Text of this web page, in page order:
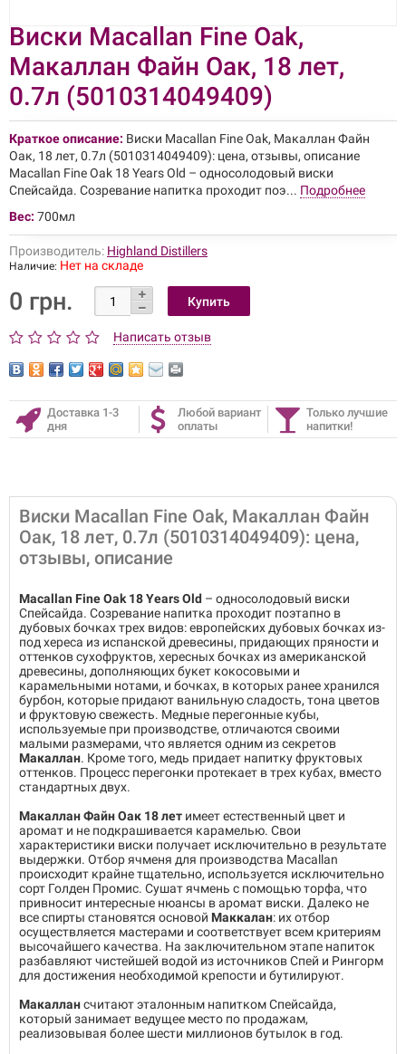
Виски Macallan Fine Oak,
Макаллан Файн Оак, 18 лет,
0.7л (5010314049409)
Краткое описание: Виски Macallan Fine Oak, Макаллан Файн
Оак, 18 лет, 0.7л (5010314049409): цена, отзывы, описание
Macallan Fine Oak 18 Years Old – односолодовый виски
Спейсайда. Созревание напитка проходит поэ... Подробнее
Вес: 700мл
Производитель: Highland Distillers
Наличие: Нет на складе
0 грн.
Написать отзыв
Доставка 1-3
дня
Любой вариант
оплаты
Только лучшие
напитки!
Виски Macallan Fine Oak, Макаллан Файн
Оак, 18 лет, 0.7л (5010314049409): цена,
отзывы, описание
Macallan Fine Oak 18 Years Old – односолодовый виски
Спейсайда. Созревание напитка проходит поэтапно в
дубовых бочках трех видов: европейских дубовых бочках из-
под хереса из испанской древесины, придающих пряности и
оттенков сухофруктов, хересных бочках из американской
древесины, дополняющих букет кокосовыми и
карамельными нотами, и бочках, в которых ранее хранился
бурбон, которые придают ванильную сладость, тона цветов
и фруктовую свежесть. Медные перегонные кубы,
используемые при производстве, отличаются своими
малыми размерами, что является одним из секретов
Макаллан. Кроме того, медь придает напитку фруктовых
оттенков. Процесс перегонки протекает в трех кубах, вместо
стандартных двух.
Макаллан Файн Оак 18 лет имеет естественный цвет и
аромат и не подкрашивается карамелью. Свои
характеристики виски получает исключительно в результате
выдержки. Отбор ячменя для производства Macallan
происходит крайне тщательно, используется исключительно
сорт Голден Промис. Сушат ячмень с помощью торфа, что
привносит интересные нюансы в аромат виски. Далеко не
все спирты становятся основой Маккалан: их отбор
осуществляется мастерами и соответствует всем критериям
высочайшего качества. На заключительном этапе напиток
разбавляют чистейшей водой из источников Спей и Рингорм
для достижения необходимой крепости и бутилируют.
Макаллансчитают эталонным напитком Спейсайда,
который занимает ведущее место по продажам,
реализовывая более шести миллионов бутылок в год.